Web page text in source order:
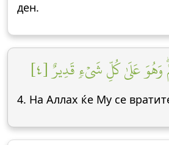
ден.
عَلَىٰ كُلِّ شَيۡءٖ قَدِيرٌ [٤]
4. На Аллах ќе Му се